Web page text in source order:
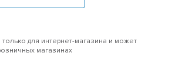
для интернет-магазина и может
магазинах